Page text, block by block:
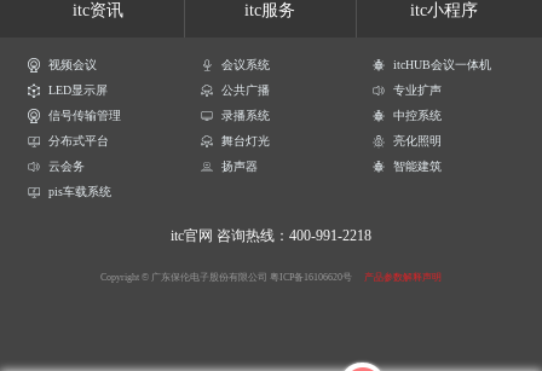
itc资讯 itc服务 itc小程序
视频会议 会议系统
itcHUB会议一体机
LED显示屏
公共广播
专业扩声
信号传输管理
录播系统
中控系统
分布式平台
舞台灯光
亮化照明
云会务
扬声器
智能建筑
pis车载系统
itc官网 咨询热线：400-991-2218
Copyright © 广东保伦电子股份有限公司 粤ICP备16106620号 产品参数解释声明